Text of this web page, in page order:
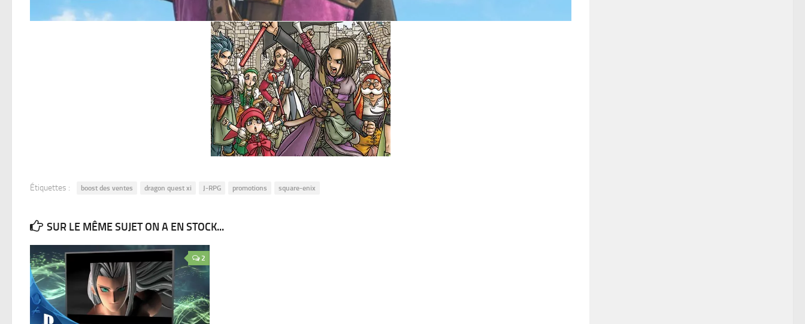
Étiquettes : boost des ventes dragon quest xi J-RPG promotions square-enix
SUR LE MÊME SUJET ON A EN STOCK...
2